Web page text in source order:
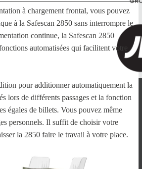
à chargement frontal, vous pouvez
à la Safescan 2850 sans interrompre le
continue, la Safescan 2850
automatisées qui facilitent votre
pour additionner automatiquement la
lors de différents passages et la fonction
égales de billets. Vous pouvez même
personnels. Il suffit de choisir votre
la 2850 faire le travail à votre place.